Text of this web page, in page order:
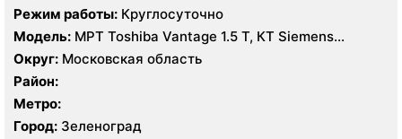
аллея, 2А
Режим работы: Круглосуточно
Модель: МРТ Toshiba Vantage 1.5 Т, КТ Siemens
SOMATOM EMOTION 16 срезов, УЗИ
Округ: Московская область
Район:
Метро:
Город: Зеленоград